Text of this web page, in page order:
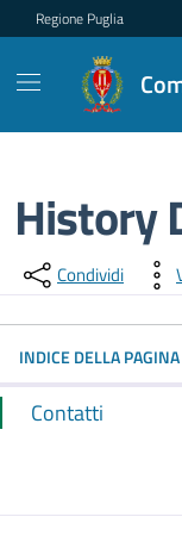
Regione Puglia
History
Dettagli
Condividi
INDICE DELLA PAGINA
Contatti